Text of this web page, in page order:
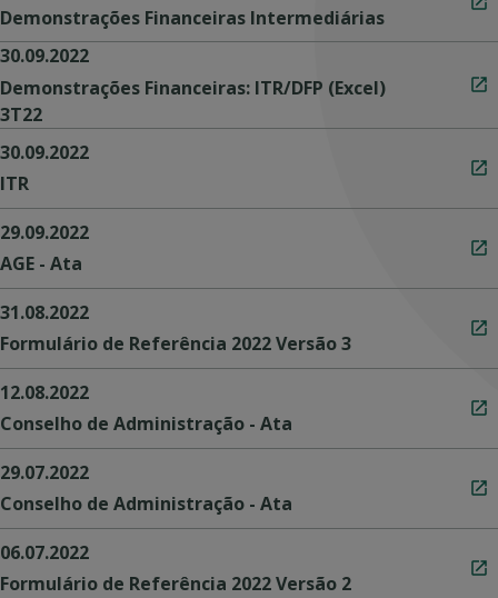
Demonstrações Financeiras Intermediárias
30.09.2022
Demonstrações Financeiras: ITR/DFP (Excel)
3T22
30.09.2022
ITR
29.09.2022
AGE - Ata
31.08.2022
Formulário de Referência 2022 Versão 3
12.08.2022
Conselho de Administração - Ata
29.07.2022
Conselho de Administração - Ata
06.07.2022
Formulário de Referência 2022 Versão 2